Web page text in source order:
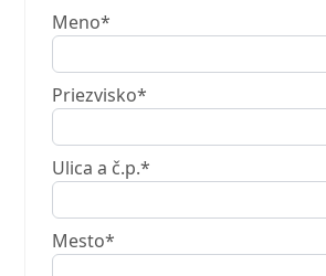
Meno*
Priezvisko*
Ulica a č.p.*
Mesto*